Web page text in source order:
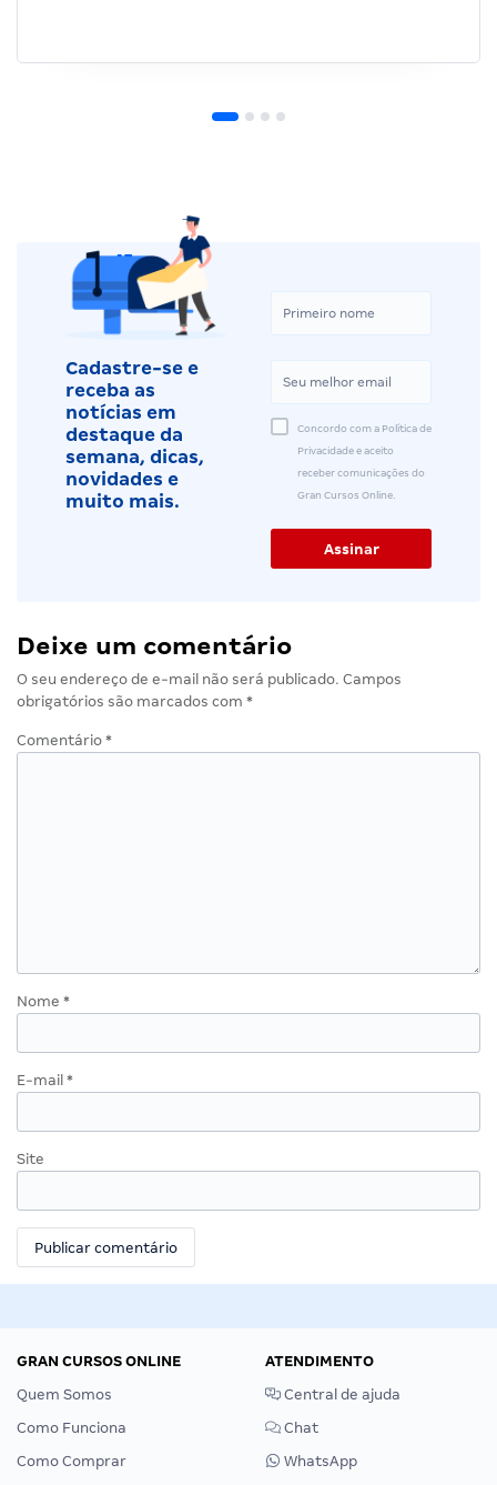
Cadastre-se e
receba as
notícias em
destaque da
semana, dicas,
novidades e
muito mais.
Concordo com a Política de
Privacidade e aceito
receber comunicações do
Gran Cursos Online.
Deixe um comentário
O seu endereço de e-mail não será publicado. Campos
obrigatórios são marcados com *
Comentário *
Nome *
E-mail *
Site
GRAN CURSOS ONLINE
Quem Somos
Como Funciona
Como Comprar
ATENDIMENTO
Central de ajuda
Chat
WhatsApp